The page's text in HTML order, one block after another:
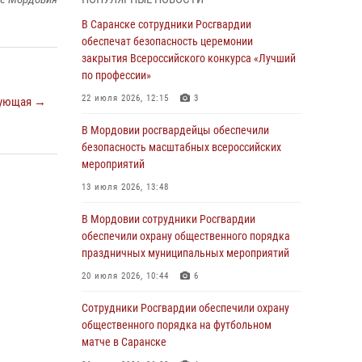
→
В Саранске росгвардейцы пресекли
нарушение правопорядка: «отдых» на
лавочке закончился в отделе полиции
04 августа 2026, 07:06
В Саранске сотрудники Росгвардии
задержали гражданина за нанесение побоев
03 августа 2026, 08:58
безопасность празднования 98-летия
Торбеевского и Ковылкинского районов
Мордовии
03 августа 2026, 08:32
В Мордовии отметили День ВДВ: нарушений
правопорядка не допущено
03 августа 2026, 07:40
В Саранске сотрудники Росгвардии
обеспечат безопасность церемонии
закрытия Всероссийского конкурса «Лучший
по профессии»
22 июля 2026, 12:15 3
В Мордовии росгвардейцы обеспечили
безопасность масштабных всероссийских
мероприятий
13 июля 2026, 13:48
В Мордовии сотрудники Росгвардии
обеспечили охрану общественного порядка
праздничных муниципальных мероприятий
20 июля 2026, 10:44 6
Сотрудники Росгвардии обеспечили охрану
общественного порядка на футбольном
матче в Саранске